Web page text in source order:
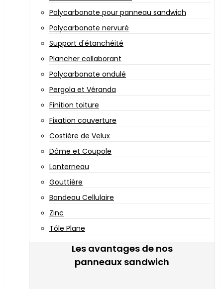
Polycarbonate pour panneau sandwich
Polycarbonate nervuré
Support d'étanchéité
Plancher collaborant
Polycarbonate ondulé
Pergola et Véranda
Finition toiture
Fixation couverture
Costière de Velux
Dôme et Coupole
Lanterneau
Gouttière
Bandeau Cellulaire
Zinc
Tôle Plane
Les avantages de nos
panneaux sandwich